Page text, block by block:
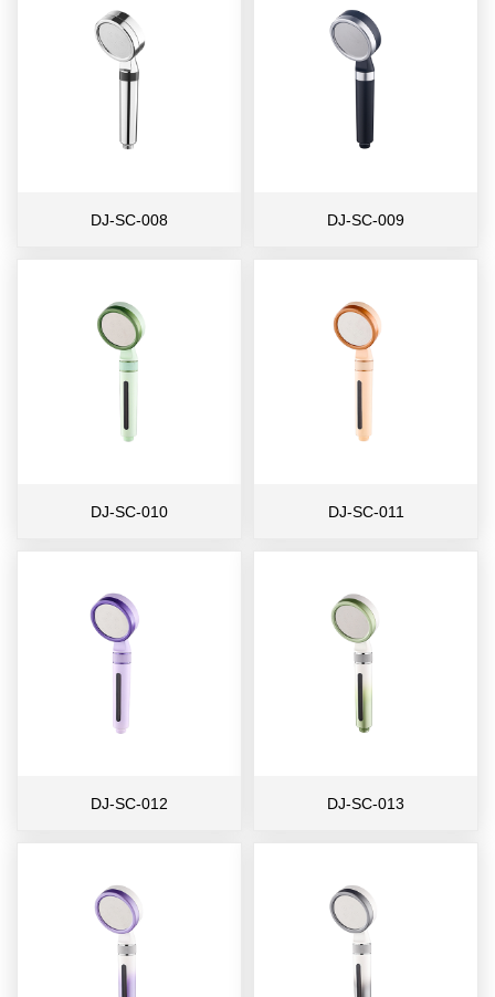
DJ-SC-008 DJ-SC-009
DJ-SC-010 DJ-SC-011
DJ-SC-012 DJ-SC-013